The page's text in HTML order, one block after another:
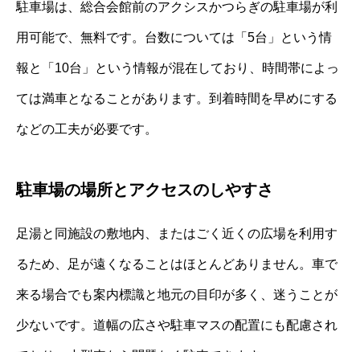
駐車場は、総合会館前のアクシスかつらぎの駐車場が利
用可能で、無料です。台数については「5台」という情
報と「10台」という情報が混在しており、時間帯によっ
ては満車となることがあります。到着時間を早めにする
などの工夫が必要です。
駐車場の場所とアクセスのしやすさ
足湯と同施設の敷地内、またはごく近くの広場を利用す
るため、足が遠くなることはほとんどありません。車で
来る場合でも案内標識と地元の目印が多く、迷うことが
少ないです。道幅の広さや駐車マスの配置にも配慮され